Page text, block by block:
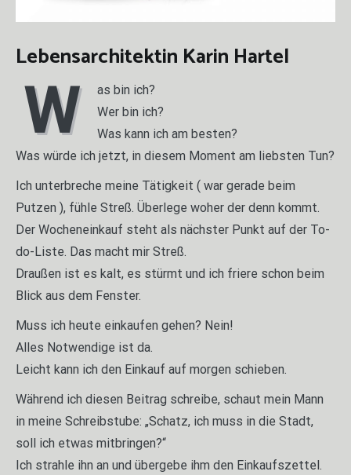
Lebensarchitektin Karin Hartel
W
as bin ich?
Wer bin ich?
Was kann ich am besten?
Was würde ich jetzt, in diesem Moment am liebsten Tun?
Ich unterbreche meine Tätigkeit ( war gerade beim
Putzen ), fühle Streß. Überlege woher der denn kommt.
Der Wocheneinkauf steht als nächster Punkt auf der To-
do-Liste. Das macht mir Streß.
Draußen ist es kalt, es stürmt und ich friere schon beim
Blick aus dem Fenster.
Muss ich heute einkaufen gehen? Nein!
Alles Notwendige ist da.
Leicht kann ich den Einkauf auf morgen schieben.
Während ich diesen Beitrag schreibe, schaut mein Mann
in meine Schreibstube: „Schatz, ich muss in die Stadt,
soll ich etwas mitbringen?“
Ich strahle ihn an und übergebe ihm den Einkaufszettel.